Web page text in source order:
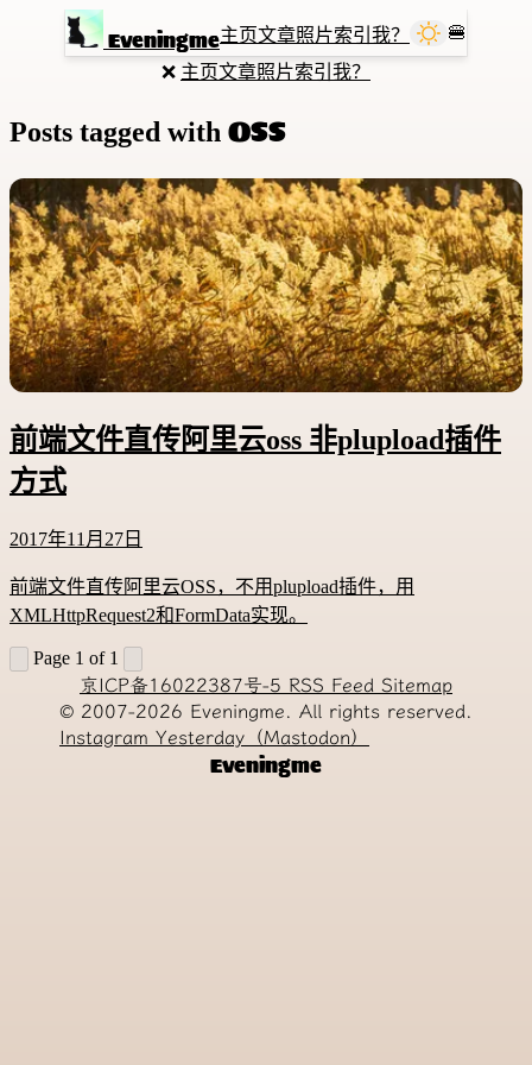
Eveningme主页文章照片索引 我？
🍔
❌ 主页文章照片索引 我？
Posts tagged with OSS
前端文件直传阿里云oss 非plupload插件
方式
2017年11月27日
前端文件直传阿里云OSS，不用plupload插件，用
XMLHttpRequest2和FormData实现。
Page 1 of 1
京ICP备16022387号-5 RSS Feed Sitemap
© 2007-2026 Eveningme. All rights reserved.
Instagram Yesterday（Mastodon）
Eveningme